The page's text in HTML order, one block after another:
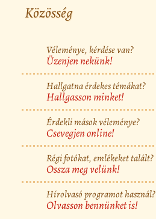
Közösség
Véleménye, kérdése van?
Üzenjen nekünk!
Hallgatna érdekes témákat?
Hallgasson minket!
Érdekli mások véleménye?
Csevegjen online!
Régi fotókat, emlékeket talált?
Ossza meg velünk!
Hírolvasó programot használ?
Olvasson bennünket is!